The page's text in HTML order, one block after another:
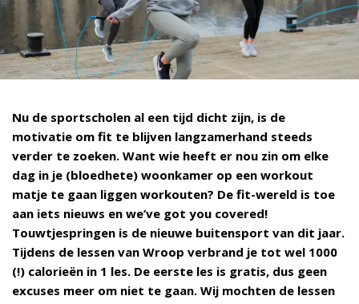
Nu de sportscholen al een tijd dicht zijn, is de
motivatie om fit te blijven langzamerhand steeds
verder te zoeken. Want wie heeft er nou zin om elke
dag in je (bloedhete) woonkamer op een workout
matje te gaan liggen workouten? De fit-wereld is toe
aan iets nieuws en we’ve got you covered!
Touwtjespringen is de nieuwe buitensport van dit jaar.
Tijdens de lessen van Wroop verbrand je tot wel 1000
(!) calorieën in 1 les. De eerste les is gratis, dus geen
excuses meer om niet te gaan. Wij mochten de lessen